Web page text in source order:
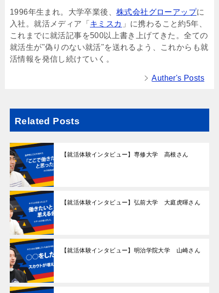
1996年生まれ。大学卒業後、 株式会社グローアップに
入社。就活メディア「 キミスカ 」に携わること約5年、
これまでに就活記事を500以上書き上げてきた。全ての
就活生が"偽りのない就活"を送れるよう、これからも就
活情報を発信し続けていく。
Auther's Posts
Related Posts
【就活体験インタビュー】専修大学 高根さん
【就活体験インタビュー】弘前大学 大庭虎暉さん
【就活体験インタビュー】明治学院大学 山崎さん